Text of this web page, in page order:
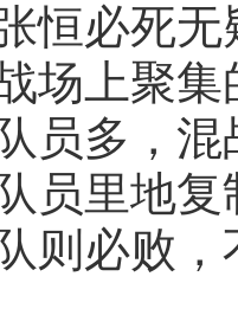
恒必死
场上聚
员多，
员里地
则必败